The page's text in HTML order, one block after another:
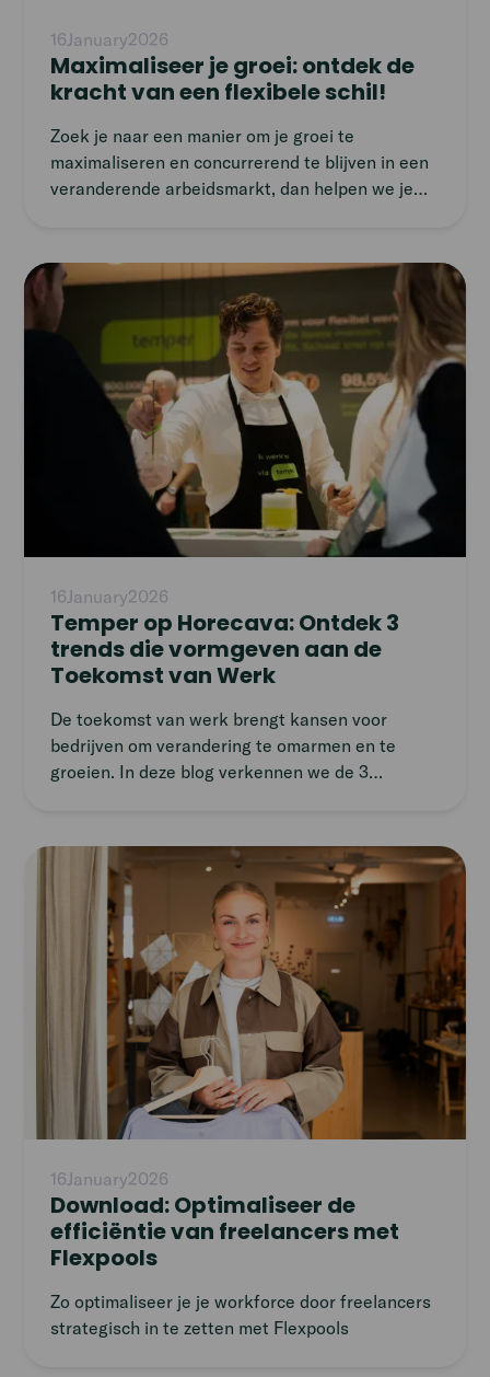
16January2026
Maximaliseer je groei: ontdek de
kracht van een flexibele schil!
Zoek je naar een manier om je groei te
maximaliseren en concurrerend te blijven in een
veranderende arbeidsmarkt, dan helpen we je
en op welke manier je deze kunt inzetten.
16January2026
Temper op Horecava: Ontdek 3
trends die vormgeven aan de
Toekomst van Werk
De toekomst van werk brengt kansen voor
bedrijven om verandering te omarmen en te
groeien. In deze blog verkennen we de 3
gebruik van nieuwe technologieën en de
opkomst van freelance werk. Benieuwd naar
meer? Bezoek de Temper-bar in de
PersoneelsHUB tijdens Horecava 2024.
Read
article
16January2026
Download: Optimaliseer de
efficiëntie van freelancers met
Flexpools
Zo optimaliseer je je workforce door freelancers
strategisch in te zetten met Flexpools